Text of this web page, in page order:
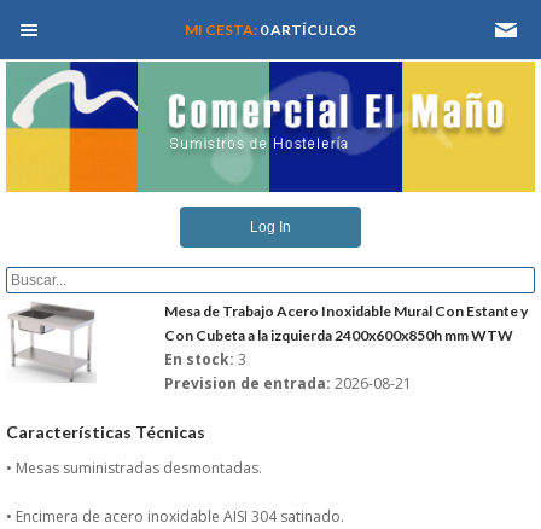
MEN� PRINCIPAL
QUIENES SOMOS
CATALOGOS
REFORMAS Y PROYECTOS
REGISTRARSE
MI CESTA: 0 ARTÍCULOS
Log In
Mesa de Trabajo Acero Inoxidable Mural Con Estante y
Con Cubeta a la izquierda 2400x600x850h mm WTW
En stock: 3
Prevision de entrada: 2026-08-21
Características Técnicas
• Mesas suministradas desmontadas.
• Encimera de acero inoxidable AISI 304 satinado.